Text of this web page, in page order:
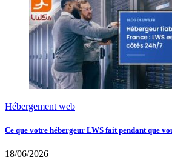
Hébergement web
Ce que votre hébergeur LWS fait pendant que
18/06/2026